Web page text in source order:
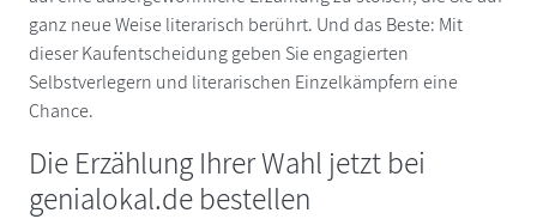
ganz neue Weise literarisch berührt. Und das Beste: Mit
dieser Kaufentscheidung geben Sie engagierten
Selbstverlegern und literarischen Einzelkämpfern eine
Chance.
Die Erzählung Ihrer Wahl jetzt bei
genialokal.de bestellen